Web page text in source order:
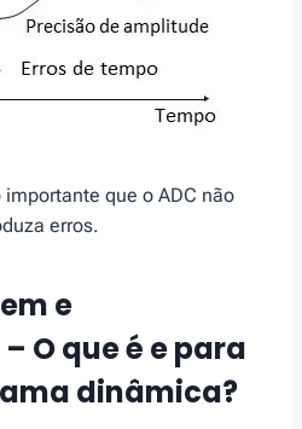
importante que o ADC não
erros.
e
O que é e para
dinâmica?